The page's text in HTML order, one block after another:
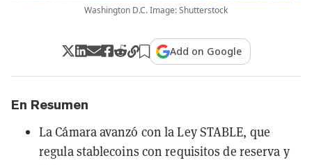
Washington D.C. Image: Shutterstock
Add on Google
En Resumen
La Cámara avanzó con la Ley STABLE, que
regula stablecoins con requisitos de reserva y